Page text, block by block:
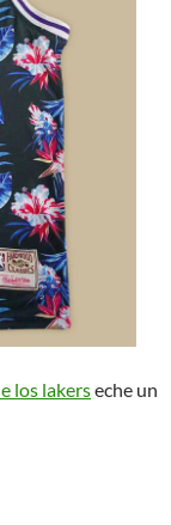
los lakerseche un